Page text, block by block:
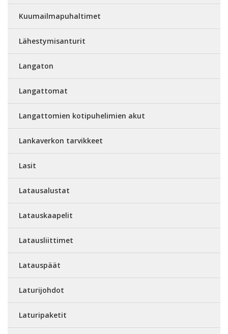
Kuumailmapuhaltimet
Lähestymisanturit
Langaton
Langattomat
Langattomien kotipuhelimien akut
Lankaverkon tarvikkeet
Lasit
Latausalustat
Latauskaapelit
Latausliittimet
Latauspäät
Laturijohdot
Laturipaketit